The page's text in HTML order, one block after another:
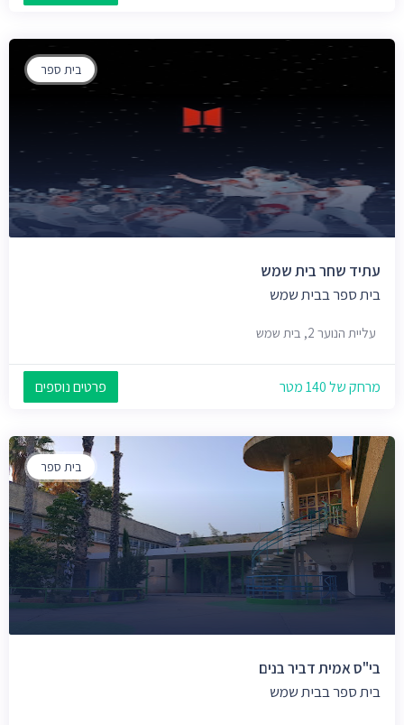
בית ספר
עתיד שחר בית שמש
בית ספר בבית שמש
עליית הנוער 2, בית שמש
מרחק של 140 מטר פרטים נוספים
בית ספר
בי"ס אמית דביר בנים
בית ספר בבית שמש